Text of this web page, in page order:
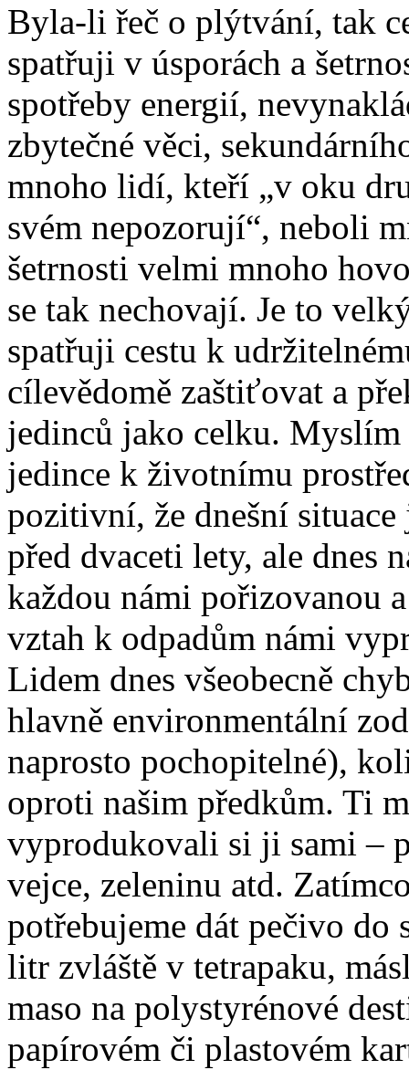
Byla-li řeč o plýtvání, tak
spatřuji v úsporách a
spotřeby energií,
zbytečné věci,
mnoho lidí, kteří „v oku
svém nepozorují“, neboli
šetrnosti velmi mnoho
se tak nechovají. Je to
spatřuji cestu k
cílevědomě zaštiťovat a
jedinců jako celku. Myslím
jedince k životnímu
pozitivní, že dnešní
před dvaceti lety, ale dnes
každou námi pořizovanou
vztah k odpadům námi
Lidem dnes všeobecně
hlavně environmentální
naprosto pochopitelné),
oproti našim předkům. Ti
vyprodukovali si ji sami –
vejce, zeleninu atd.
potřebujeme dát pečivo do
litr zvláště v tetrapaku,
maso na polystyrénové
papírovém či plastovém